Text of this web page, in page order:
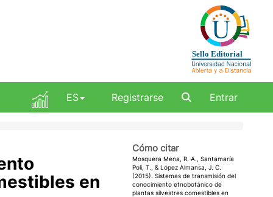
ES Registrarse Entrar
en
Cómo citar
Mosquera Mena, R. A., Santamaría
Poli, T., & López Almansa, J. C.
(2015). Sistemas de transmisión del
conocimiento etnobotánico de
plantas silvestres comestibles en